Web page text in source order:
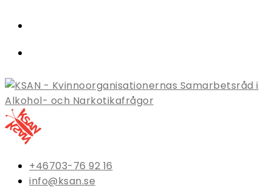
+46703-76 92 16
info@ksan.se